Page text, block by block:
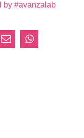
by #avanzalab
CorreoWhatsApp